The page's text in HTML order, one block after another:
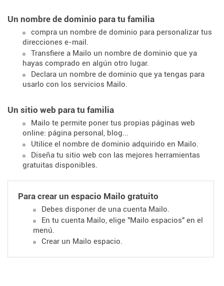
Un nombre de dominio para tu familia
compra un nombre de dominio para personalizar tus
direcciones e-mail.
Transfiere a Mailo un nombre de dominio que ya
hayas comprado en algún otro lugar.
Declara un nombre de dominio que ya tengas para
usarlo con los servicios Mailo.
Un sitio web para tu familia
Mailo te permite poner tus propias páginas web
online: página personal, blog...
Utilice el nombre de dominio adquirido en Mailo.
Diseña tu sitio web con las mejores herramientas
gratuitas disponibles.
Para crear un espacio Mailo gratuito
Debes disponer de una cuenta Mailo.
En tu cuenta Mailo, elige "Mailo espacios" en el
menú.
Crear un Mailo espacio.